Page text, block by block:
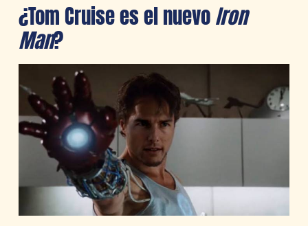
¿Tom Cruise es el nuevoIron
Man?